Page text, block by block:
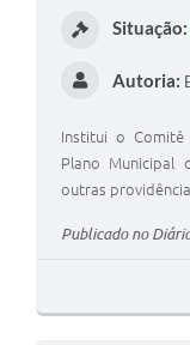
Situação:
Autoria:
Institui o Comitê
Plano Municipal
outras
Publicado no